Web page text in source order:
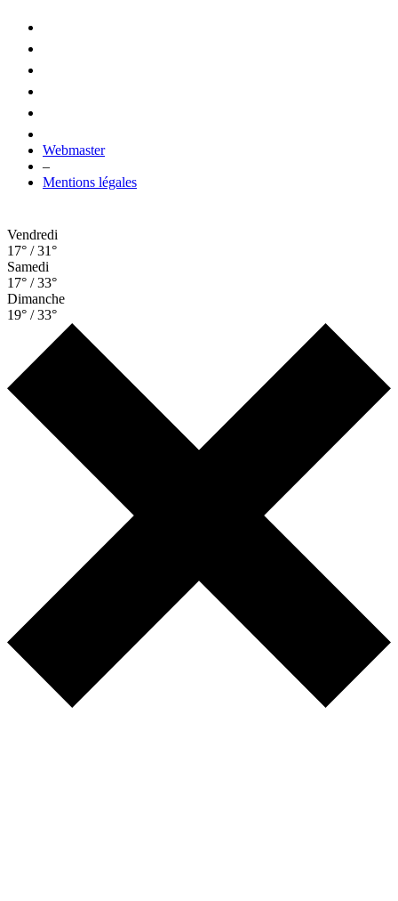
Webmaster
–
Mentions légales
Vendredi
17° / 31°
Samedi
17° / 33°
Dimanche
19° / 33°